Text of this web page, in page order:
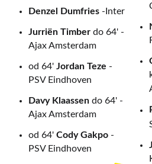
Denzel Dumfries -Inter
Jurriën Timber do 64' -
Ajax Amsterdam
od 64' Jordan Teze -
PSV Eindhoven
Davy Klaassen do 64' -
Ajax Amsterdam
od 64' Cody Gakpo -
PSV Eindhoven